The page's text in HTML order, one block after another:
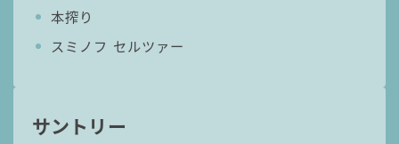
本搾り
スミノフ セルツァー
サントリー